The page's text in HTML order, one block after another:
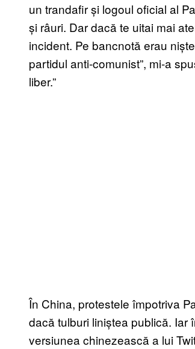
un trandafir și logoul oficial al
și râuri. Dar dacă te uitai mai
incident. Pe bancnotă erau
partidul anti-comunist”, mi-a
liber.”
În China, protestele împotriva
dacă tulburi liniștea publică. Iar
versiunea chinezească a lui